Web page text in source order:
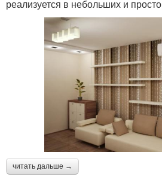
реализуется в небольших и
читать дальше →